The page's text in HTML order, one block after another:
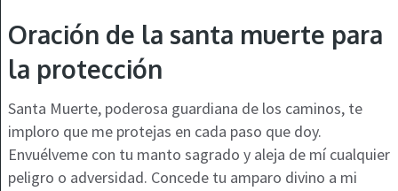
Oración de la santa muerte para
la protección
Santa Muerte, poderosa guardiana de los caminos, te
imploro que me protejas en cada paso que doy.
Envuélveme con tu manto sagrado y aleja de mí cualquier
peligro o adversidad. Concede tu amparo divino a mi